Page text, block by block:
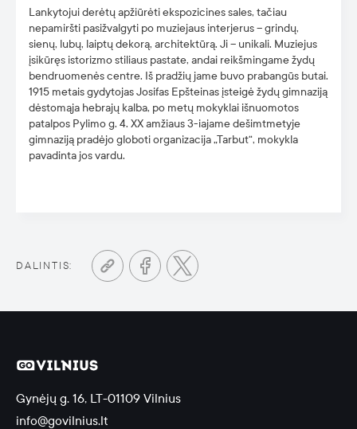
Lankytojui derėtų apžiūrėti ekspozicines sales, tačiau
nepamiršti pasižvalgyti po muziejaus interjerus – grindų,
sienų, lubų, laiptų dekorą, architektūrą. Ji – unikali. Muziejus
įsikūręs istorizmo stiliaus pastate, andai reikšmingame žydų
bendruomenės centre. Iš pradžių jame buvo prabangūs butai.
1915 metais gydytojas Josifas Epšteinas įsteigė žydų gimnaziją
dėstomąja hebrajų kalba, po metų mokyklai išnuomotos
patalpos Pylimo g. 4. XX amžiaus 3-iajame dešimtmetyje
gimnaziją pradėjo globoti organizacija „Tarbut“, mokykla
pavadinta jos vardu.
DALINTIS:
Gynėjų g. 16, LT-01109 Vilnius
info@govilnius.lt